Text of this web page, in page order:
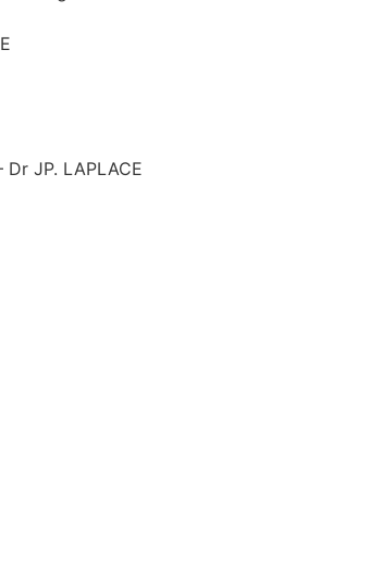
JP. LAPLACE